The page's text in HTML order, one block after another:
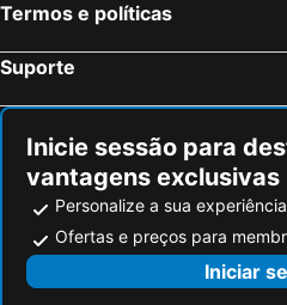
Campanile NATURE - Metz Sud Jouy aux Arches
Hotel du Parc Thionville Centre
Hôtel Mercure Thionville Centre Porte du Luxembourg
Kyriad Direct Metz Nord – Woippy
Hotel Première Classe Metz Nord - Talange
Termos e políticas
Suporte
Inicie sessão para
vantagens exclusivas
Personalize a sua experiência
Ofertas e preços para
Iniciar